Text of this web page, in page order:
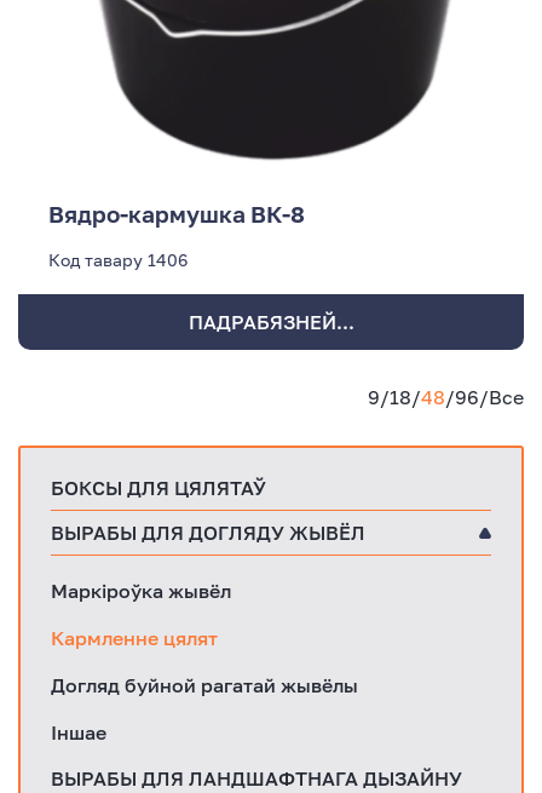
Вядро-кармушка ВК-8
Код тавару 1406
ПАДРАБЯЗНЕЙ...
9/18/48/96/Все
БОКСЫ ДЛЯ ЦЯЛЯТАЎ
ВЫРАБЫ ДЛЯ ДОГЛЯДУ ЖЫВЁЛ
Маркіроўка жывёл
Кармленне цялят
Догляд буйной рагатай жывёлы
Іншае
ВЫРАБЫ ДЛЯ ЛАНДШАФТНАГА ДЫЗАЙНУ